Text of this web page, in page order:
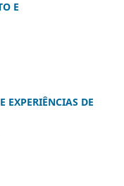
E
DE